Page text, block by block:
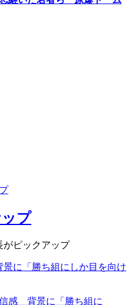
プ
がピックアップ
に「勝ち組にしか目を向け